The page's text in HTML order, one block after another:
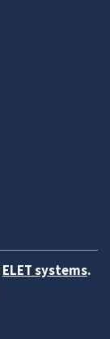
ELET systems.